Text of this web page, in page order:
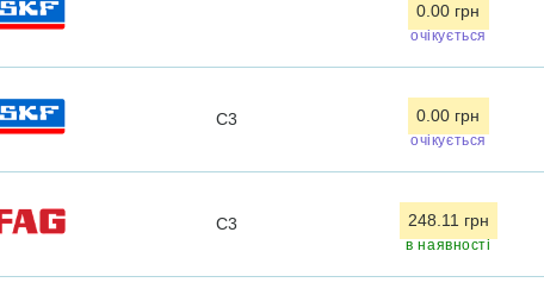
0.00 грн
очікується
C3 0.00 грн
очікується
C3 248.11 грн
в наявності